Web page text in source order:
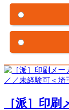
［派］印